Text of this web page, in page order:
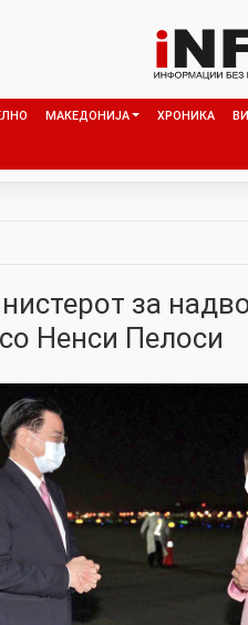
МАКЕДОНИЈА ХРОНИКА
за
Ненси Пелоси